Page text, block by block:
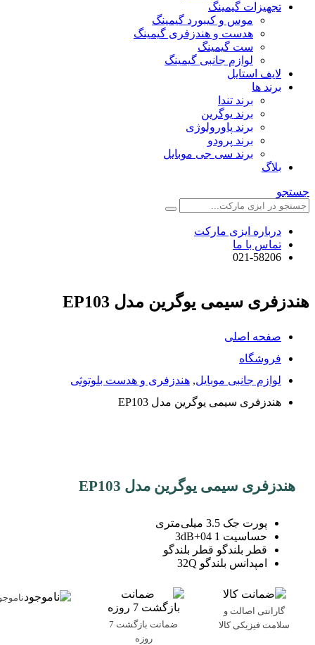
تجهیزات گیمینگ
موس و کیبورد گیمینگ
هدست و هندزفری گیمینگ
ست گیمینگ
لوازم جانبی گیمینگ
لایف استایل
برند ها
برند تندا
برند یوگرین
برند پاورولوژی
برند پرودو
برند سی جی موبایل
بلاگ
جستجو
درباره ایزی مارکت
تماس با ما
021-58206
هندزفری سیمی یوگرین مدل EP103
صفحه اصلی
فروشگاه
لوازم جانبی موبایل, هندزفری و هدست بلوتوثی
هندزفری سیمی یوگرین مدل EP103
هندزفری سیمی یوگرین مدل EP103
پورت جک 3.5 میلی‌متری
حساسیت 1 04+3dB
قطر بلندگو قطر بلندگو
امپدانس بلندگو 32Q
گارانتی اصالت و
سلامت فیزیکی کالا
ضمانت بازگشت 7
روزه